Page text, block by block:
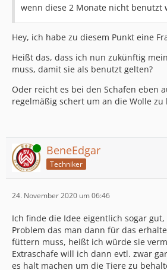
wenn diese 2 Monate nicht benutzt
Hey, ich habe zu diesem Punkt eine
Heißt das, dass ich nun zukünftig
muss, damit sie als benutzt gelten?
Oder reicht es bei den Schafen eben
regelmäßig schert um an die Wolle zu
Online BeneEdgar
Techniker
24. November 2020 um 06:46
Ich finde die Idee eigentlich sogar
Problem das man dann für das
füttern muss, heißt ich würde sie
Extraschafe will ich dann evtl. zwar
es halt machen um die Tiere zu